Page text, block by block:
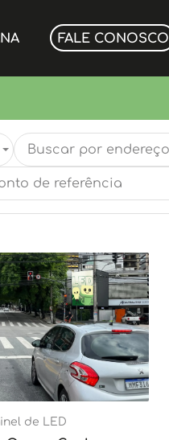
FALE CONOSCO
de referência
de LED